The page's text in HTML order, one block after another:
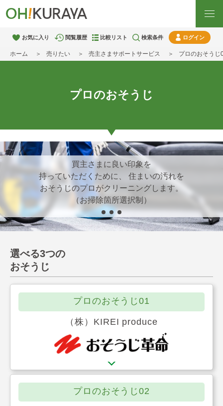
お気に入り 閲覧履歴 比較リスト 検索条件 ログイン
ホーム 売りたい 売主さまサポートサービス プロのおそうじ
プロのおそうじ
買主さまに良い印象を
持っていただくために、 住まいの汚れを
おそうじのプロがクリーニングします。
（お掃除箇所選択制）
選べる3つの
おそうじ
プロのおそうじ01
（株）KIREI produce
プロのおそうじ02